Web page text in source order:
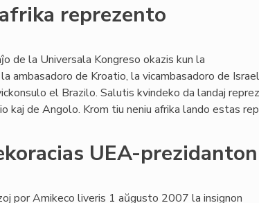
reprezento
de la Universala Kongreso okazis kun la
ambasadoro de Kroatio, la vicambasadoro de
el Brazilo. Salutis kvindeko da landaj
kaj de Angolo. Krom tiu neniu afrika lando estas
UEA-prezidanton
por Amikeco liveris 1 aŭgusto 2007 la insignon